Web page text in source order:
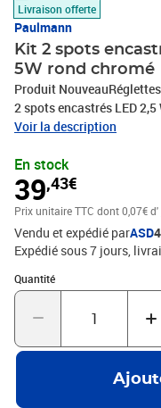
Livraison offerte
Paulmann
Kit 2 spots
5W rond chromé
Produit
2 spots encastrés LED 2,5 W pour
meubles hauts de
3000°K.Durée de vie
GarantieDescriptionLe
hauts de cuisine,
intégré.Température de
000 h.Tension : 230/12
d'encastrement : 28
Voir la description
En stock
39,43€
Prix unitaire TTC dont 0,07€ d'
Vendu et expédié parASD
Expédié sous 7 jours
Quantité
Quantité : 1